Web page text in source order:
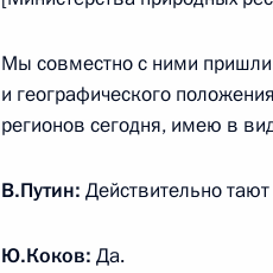
25 октября 2017 года, 16:00
Совещание с членами
Мы совместно с ними
и географического
регионов сегодня, имею в
В.Путин: Действительно
Ю.Коков: Да.